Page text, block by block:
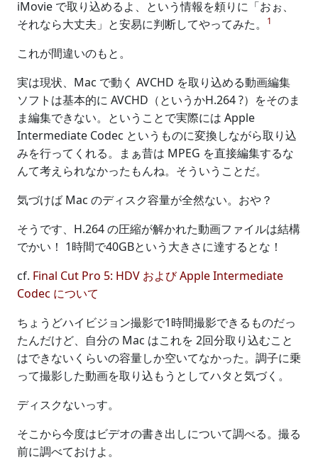
iMovie で取り込めるよ、という情報を頼りに「おぉ、
それなら大丈夫」と安易に判断してやってみた。
1
これが間違いのもと。
実は現状、Mac で動く AVCHD を取り込める動画編集
ソフトは基本的に AVCHD（というかH.264 ?）をそのま
ま編集できない。ということで実際には Apple
Intermediate Codec というものに変換しながら取り込
みを行ってくれる。まぁ昔は MPEG を直接編集するな
んて考えられなかったもんね。そういうことだ。
気づけば Mac のディスク容量が全然ない。おや？
そうです、H.264 の圧縮が解かれた動画ファイルは結構
でかい！ 1時間で40GBという大きさに達するとな！
cf. Final Cut Pro 5: HDV および Apple Intermediate
Codec について
ちょうどハイビジョン撮影で1時間撮影できるものだっ
たんだけど、自分の Mac はこれを 2回分取り込むこと
はできないくらいの容量しか空いてなかった。調子に乗
って撮影した動画を取り込もうとしてハタと気づく。
ディスクないっす。
そこから今度はビデオの書き出しについて調べる。撮る
前に調べておけよ。